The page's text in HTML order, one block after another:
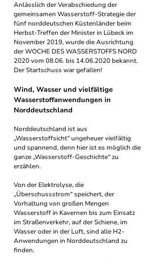
Anlässlich der Verabschiedung der
gemeinsamen Wasserstoff-Strategie der
fünf norddeutschen Küstenländer beim
Herbst-Treffen der Minister in Lübeck im
November 2019, wurde die Ausrichtung
der WOCHE DES WASSERSTOFFS NORD
2020 vom 08.06. bis 14.06.2020 bekannt.
Der Startschuss war gefallen!
Wind, Wasser und vielfältige
Wasserstoffanwendungen in
Norddeutschland
Norddeutschland ist aus
„Wasserstoffsicht“ ungeheuer vielfältig
und spannend, denn hier ist es möglich die
ganze „Wasserstoff-Geschichte“ zu
erzählen.
Von der Elektrolyse, die
„Überschussstrom“ speichert, der
Vorhaltung von großen Mengen
Wasserstoff in Kavernen bis zum Einsatz
im Straßenverkehr, auf der Schiene, im
Wasser oder in der Luft, sind alle H2-
Anwendungen in Norddeutschland zu
finden.